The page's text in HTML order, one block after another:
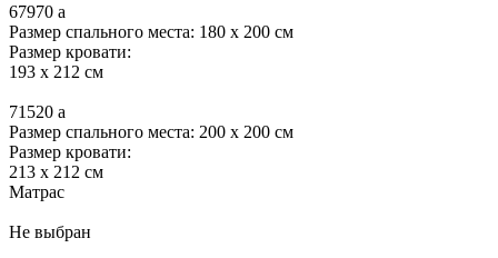
67970 a
Размер спального места: 180 x 200 см
Размер кровати:
193 x 212 см
71520 a
Размер спального места: 200 x 200 см
Размер кровати:
213 x 212 см
Матрас
Не выбран